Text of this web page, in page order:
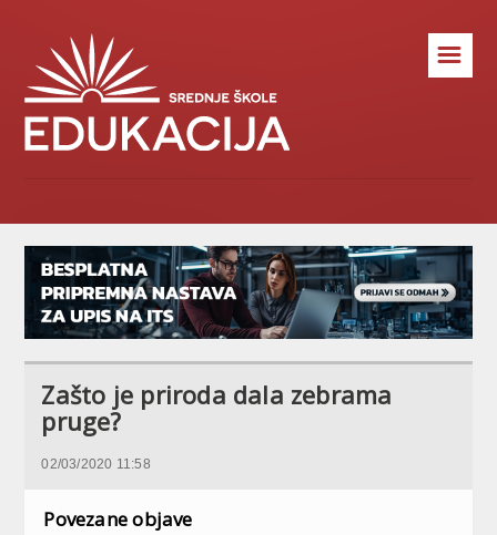
☰
Zašto je priroda dala zebrama
pruge?
02/03/2020 11:58
Povezane objave